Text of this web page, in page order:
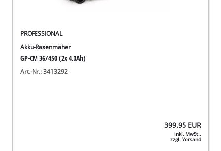
PROFESSIONAL
Akku-Rasenmäher
GP-CM 36/450 (2x 4,0Ah)
Art.-Nr.: 3413292
399.95 EUR
inkl. MwSt.,
zzgl. Versand